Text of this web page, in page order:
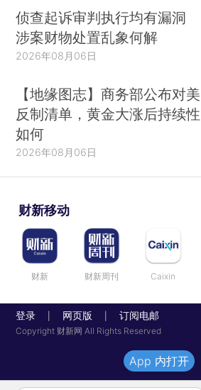
侦查起诉审判执行均有漏洞
涉案财物处置乱象何解
2026年08月06日
【地缘图志】商务部公布对美
反制清单，黄金大涨后持续性
如何
2026年08月06日
财新移动
财新 财新周刊 Caixin
登录 网页版 订阅电邮
Copyright 财新网 All Rights Reserved
App 内打开